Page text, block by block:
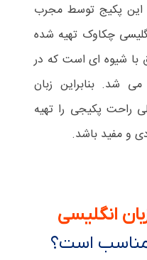
این پکیج توسط مجرب
چکاوک تهیه شده
با شیوه ای است که در
شد. بنابراین زبان
راحت پکیجی را تهیه
و مفید باشد.
انگلیسی
مناسب است؟